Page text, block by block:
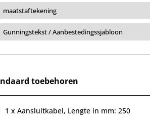
maatstaftekening
Gunningstekst / Aanbestedingssjabloon
toebehoren
1 x Aansluitkabel, Lengte in mm: 250